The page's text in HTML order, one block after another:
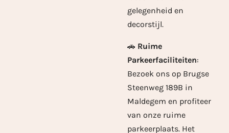
gelegenheid en
decorstijl.
🚗 Ruime
Parkeerfaciliteiten:
Bezoek ons op Brugse
Steenweg 189B in
Maldegem en profiteer
van onze ruime
parkeerplaats. Het